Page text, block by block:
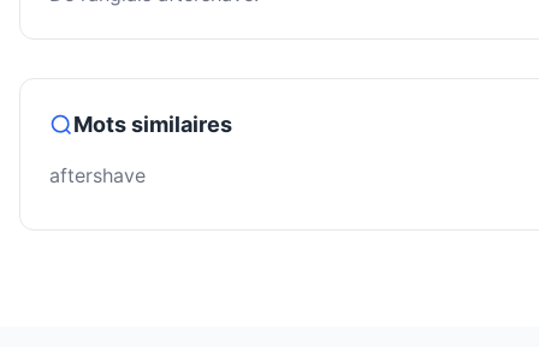
Mots similaires
aftershave